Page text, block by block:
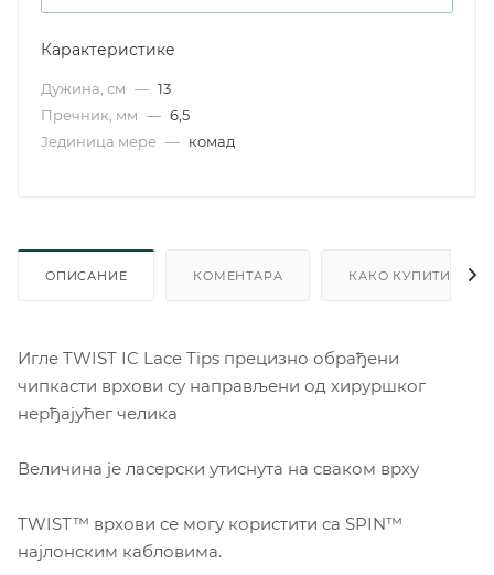
Карактеристике
Дужина, см — 13
Пречник, мм — 6,5
Јединица мере — комад
ОПИСАНИЕ КОМЕНТАРА КАКО КУПИТИ
Игле TWIST IC Lace Tips прецизно обрађени
чипкасти врхови су направљени од хируршког
нерђајућег челика
Величина је ласерски утиснута на сваком врху
TWIST™ врхови се могу користити са SPIN™
најлонским кабловима.